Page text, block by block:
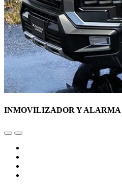
INMOVILIZADOR Y ALARMA